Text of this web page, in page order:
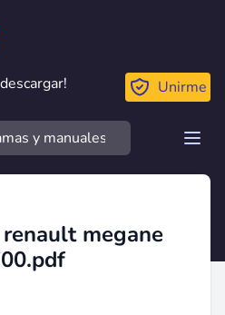
Unirme
megane